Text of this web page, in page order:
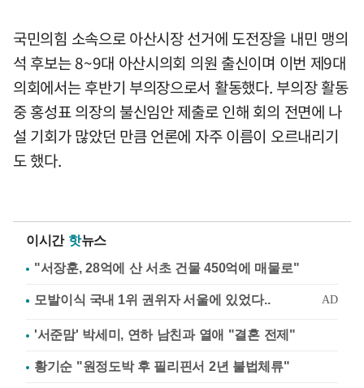
국민의힘 소속으로 아산시장 선거에 도전장을 내민 맹의
석 후보는 8~9대 아산시의회 의원 출신이며 이번 제9대
의회에서는 후반기 부의장으로서 활동했다. 부의장 활동
중 홍성표 의장의 불신임안 제출로 인해 회의 전면에 나
설 기회가 많았던 만큼 언론에 자주 이름이 오르내리기
도 했다.
이시간 핫뉴스
"서장훈, 28억에 산 서초 건물 450억에 매물로"
'서준맘' 박세미, 연하 남친과 열애 "결혼 전제"
황기순 "원정도박 후 필리핀서 2년 불법체류"